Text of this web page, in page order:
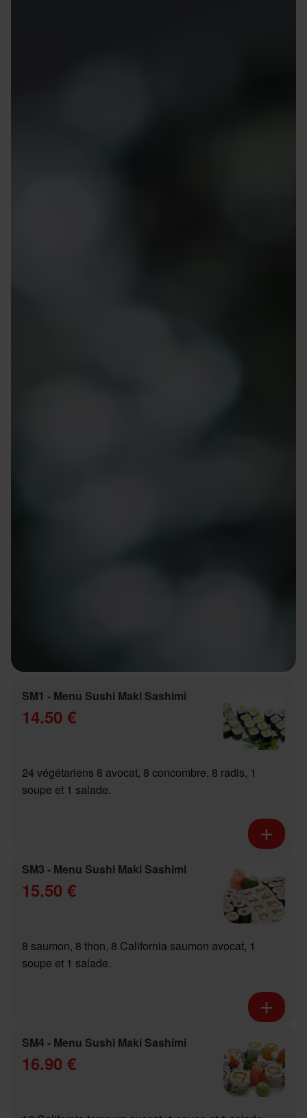
SM1 - Menu Sushi Maki Sashimi
14.50 €
24 végétariens 8 avocat, 8 concombre, 8 radis, 1
soupe et 1 salade.
SM3 - Menu Sushi Maki Sashimi
15.50 €
8 saumon, 8 thon, 8 California saumon avocat, 1
soupe et 1 salade.
SM4 - Menu Sushi Maki Sashimi
16.90 €